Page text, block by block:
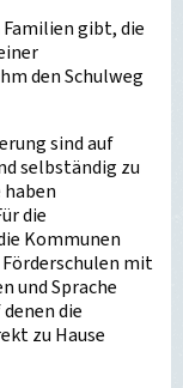
Familien gibt, die
den Schulweg
sind auf
selbständig zu
die
Kommunen
mit
und Sprache
die
zu Hause